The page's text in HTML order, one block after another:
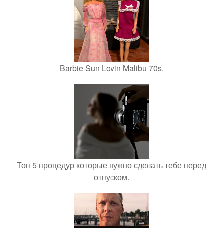
Barbie Sun Lovin Malibu 70s.
Топ 5 процедур которые нужно сделать тебе перед
отпуском.